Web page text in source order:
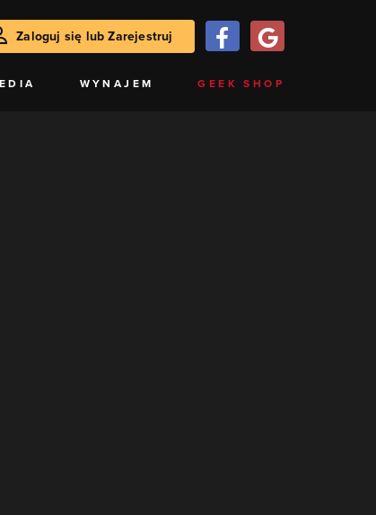
Zaloguj się lub Zarejestruj
WYNAJEM GEEK SHOP